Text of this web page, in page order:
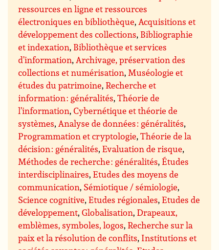
ressources en ligne et ressources
électroniques en bibliothèque,Acquisitions et
développement des collections, Bibliographie
et indexation, Bibliothèque et services
d’information,Archivage, préservation des
collections et numérisation,Muséologie et
études du patrimoine,Recherche et
information : généralités,Théorie de
l’information,Cybernétique et théorie de
systèmes,Analyse de données : généralités,
Programmation et cryptologie,Théorie de la
décision : généralités,Evaluation de risque,
Méthodes de recherche : généralités,Études
interdisciplinaires,Etudes des moyens de
communication, Sémiotique / sémiologie,
Science cognitive,Etudes régionales,Etudes de
développement,Globalisation,Drapeaux,
emblèmes, symboles, logos,Recherche sur la
paix et la résolution de conflits, Institutions et